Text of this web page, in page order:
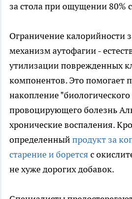
за стола при ощущении 80%
Ограничение калорийности
механизм аутофагии -
утилизации поврежденных
компонентов. Это помогает
накопление
провоцирующего болезнь
хронические воспаления.
определенныйпродукт за
старение и борется с
не хуже дорогих добавок.